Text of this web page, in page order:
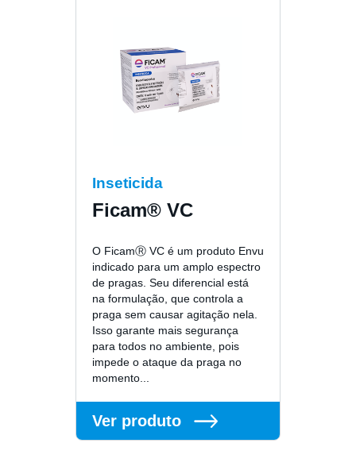
Inseticida
Ficam® VC
O FicamⓇ VC é um produto Envu
indicado para um amplo espectro
de pragas. Seu diferencial está
na formulação, que controla a
praga sem causar agitação nela.
Isso garante mais segurança
para todos no ambiente, pois
impede o ataque da praga no
momento...
Ver produto